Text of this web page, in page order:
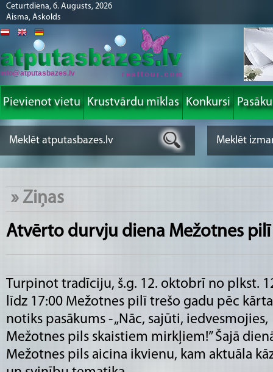
Ceturtdiena, 6. Augusts, 2026
Aisma, Askolds
info@atputasbazes.lv
Pievienot vietu Krustvārdu mīklas Konkursi
» Ziņas
Atvērto durvju diena Mežotnes
Turpinot tradīciju, š.g. 12. oktobrī no plkst.
līdz 17:00 Mežotnes pilī trešo gadu pēc
notiks pasākums - „Nāc, sajūti, iedvesmojies,
Mežotnes pils skaistiem mirkļiem!” Šajā
Mežotnes pils aicina ikvienu, kam aktuāla